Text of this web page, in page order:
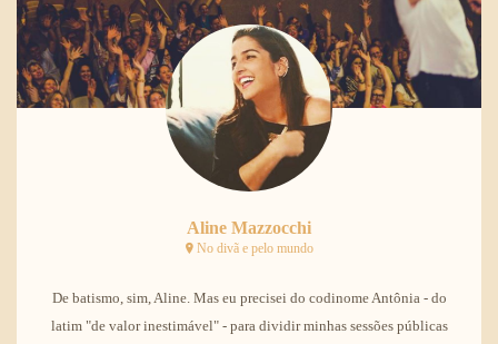
Aline Mazzocchi
No divã e pelo mundo
De batismo, sim, Aline. Mas eu precisei do codinome Antônia - do
latim "de valor inestimável" - para dividir minhas sessões públicas